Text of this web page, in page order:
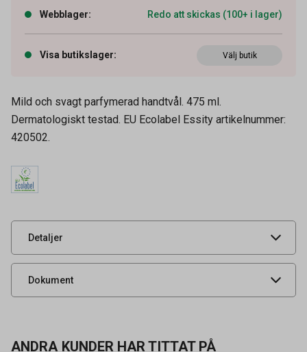
Webblager: Redo att skickas (100+ i lager)
Visa butikslager: Välj butik
Mild och svagt parfymerad handtvål. 475 ml.
Dermatologiskt testad. EU Ecolabel Essity artikelnummer:
420502.
Detaljer
Artikelnummer 51020102
Volym
Tidigare artikelnummer
Leverantörens
UNSPSC 53131608
Dokument
Produktdatablad
ANDRA KUNDER HAR TITTAT PÅ